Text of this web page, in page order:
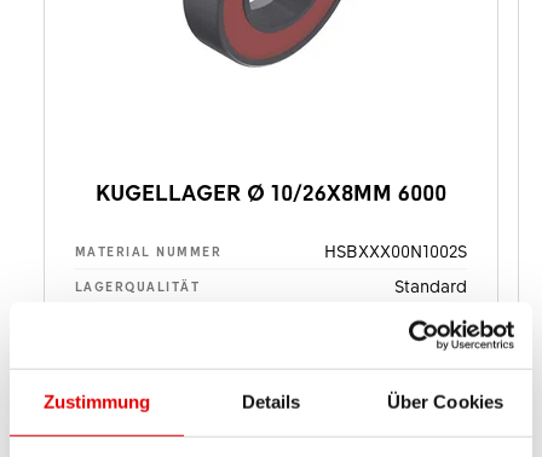
Zustimmung Details Über Cookies
KUGELLAGER Ø 10/26X8MM 6000
MATERIAL NUMMER HSBXXX00N1002S
LAGERQUALITÄT Standard
10
26
BREITE 1 [MM] (B1)